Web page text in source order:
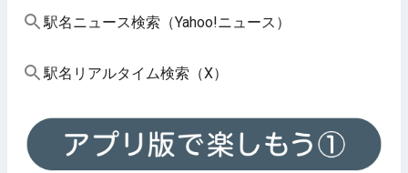
駅名ニュース検索（Yahoo!ニュース）
駅名リアルタイム検索（X）